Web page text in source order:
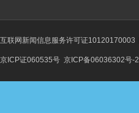
互联网新闻信息服务许可证10120170003
京ICP证060535号 京ICP备06036302号-2